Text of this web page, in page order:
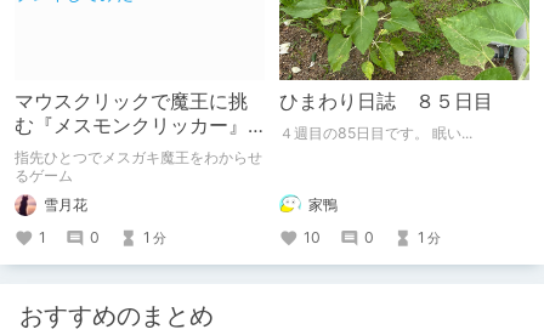
マウスクリックで魔王に挑
む『メスモンクリッカー』
体験版プレイしてみた
指先ひとつでメスガキ魔王をわからせ
るゲーム
雪月花
1
0 1 分
ひまわり日誌 ８５日目
４週目の85日目です。 眠い...
家鴨
10
0 1 分
おすすめのまとめ